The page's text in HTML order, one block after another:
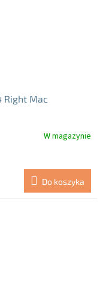
Right Mac
W magazynie
Do koszyka